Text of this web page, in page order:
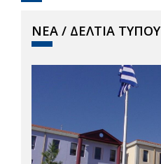
ΝΕΑ / ΔΕΛΤΙΑ ΤΥΠΟΥ